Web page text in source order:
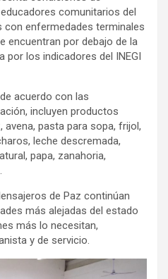
comunitarios del
con enfermedades terminales
encuentran por debajo de la
por los indicadores del INEGI
acuerdo con las
incluyen productos
pasta para sopa, frijol,
leche descremada,
papa, zanahoria,
de Paz continúan
más alejadas del estado
más lo necesitan,
y de servicio.